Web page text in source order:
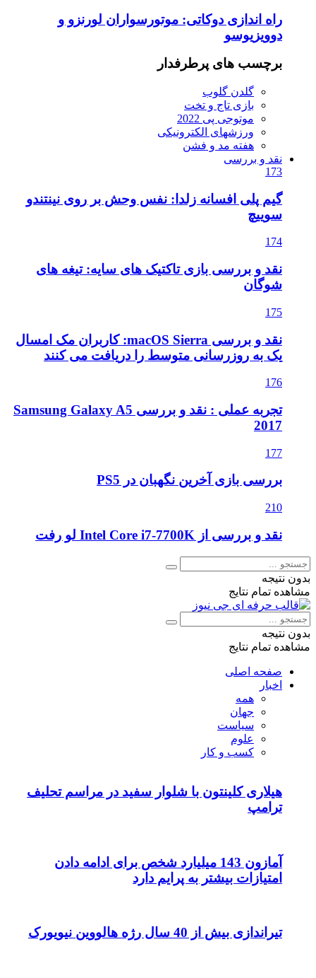
راه اندازی دوکاتی: موتورسواران لورنزو و
دوویزیوسو
برچسب های پرطرفدار
گلدن گلوب
بازی تاج و تخت
موتوجی پی 2022
ورزشهای الکترونیکی
هفته مد و فشن
نقد و بررسی
173
گیم پلی افسانه زلدا: نفس وحش بر روی نینتندو
سوییچ
174
نقد و بررسی بازی تاکتیک های سایه: تیغه های
شوگان
175
نقد و بررسی macOS Sierra: کاربران مک امسال
یک به روزرسانی متوسط را دریافت می کنند
176
تجربه عملی : نقد و بررسی Samsung Galaxy A5
2017
177
بررسی بازی آخرین نگهبان در PS5
210
نقد و بررسی از Intel Core i7-7700K لو رفت
بدون نتیجه
مشاهده تمام نتایج
بدون نتیجه
مشاهده تمام نتایج
صفحه اصلی
اخبار
همه
جهان
سیاست
علوم
کسب و کار
هیلاری کلینتون با شلوار سفید در مراسم تحلیف
ترامپ
آمازون 143 میلیارد شخص برای ادامه دادن
امتیازات بیشتر به پرایم دارد
تیراندازی بیش از 40 سال رژه هالووین نیویورک